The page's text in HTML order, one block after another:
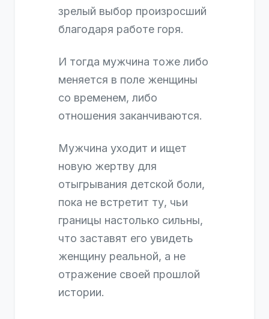
зрелый выбор произросший
благодаря работе горя.
И тогда мужчина тоже либо
меняется в поле женщины
со временем, либо
отношения заканчиваются.
Мужчина уходит и ищет
новую жертву для
отыгрывания детской боли,
пока не встретит ту, чьи
границы настолько сильны,
что заставят его увидеть
женщину реальной, а не
отражение своей прошлой
истории.